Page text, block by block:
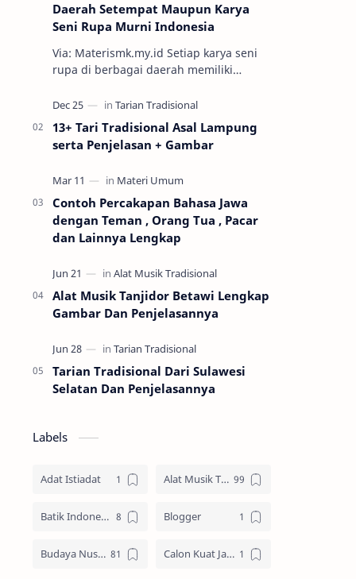
Daerah Setempat Maupun Karya
Seni Rupa Murni Indonesia
Via: Materismk.my.id Setiap karya seni
rupa di berbagai daerah memiliki
adalah ekspresi estetik hasil kar…
13+ Tari Tradisional Asal Lampung
serta Penjelasan + Gambar
Contoh Percakapan Bahasa Jawa
dengan Teman , Orang Tua , Pacar
dan Lainnya Lengkap
Alat Musik Tanjidor Betawi Lengkap
Gambar Dan Penjelasannya
Tarian Tradisional Dari Sulawesi
Selatan Dan Penjelasannya
Labels
Adat Istiadat Alat Musik Tradisional
Batik Indonesia Blogger
Budaya Nusantara Calon Kuat Jadi Panglima TNI